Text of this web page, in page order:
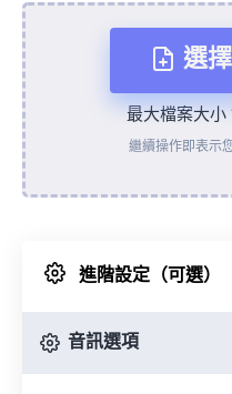
選
來自裝
來自
最大檔案大小
繼續操作即表示
進階設定（可選）
音訊選項